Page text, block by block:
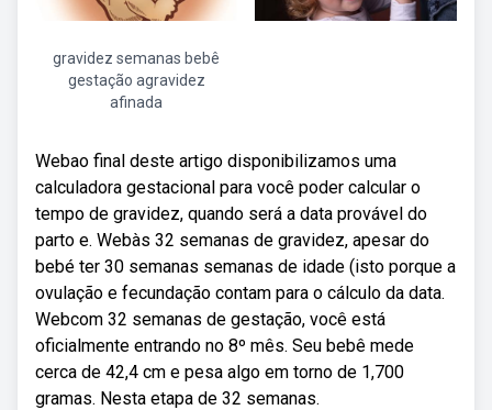
gravidez semanas bebê
gestação agravidez
afinada
Webao final deste artigo disponibilizamos uma
calculadora gestacional para você poder calcular o
tempo de gravidez, quando será a data provável do
parto e. Webàs 32 semanas de gravidez, apesar do
bebé ter 30 semanas semanas de idade (isto porque a
ovulação e fecundação contam para o cálculo da data.
Webcom 32 semanas de gestação, você está
oficialmente entrando no 8º mês. Seu bebê mede
cerca de 42,4 cm e pesa algo em torno de 1,700
gramas. Nesta etapa de 32 semanas.